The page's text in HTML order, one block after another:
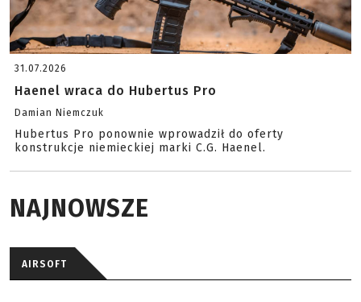
31.07.2026
Haenel wraca do Hubertus Pro
Damian Niemczuk
Hubertus Pro ponownie wprowadził do oferty
konstrukcje niemieckiej marki C.G. Haenel.
NAJNOWSZE
AIRSOFT